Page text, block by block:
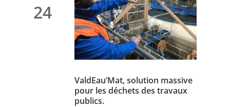
24
ValdEau’Mat, solution massive
pour les déchets des travaux
publics.